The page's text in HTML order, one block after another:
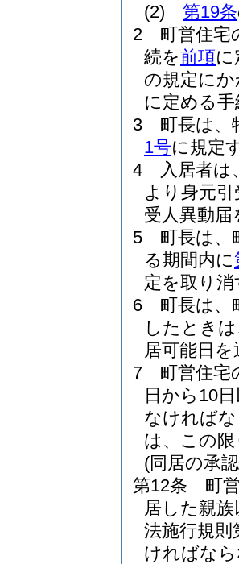
(2)
第19条
2
町営住宅
続を前項
の規定に
に定める
3
町長は、
1号に規定
4
入居者は
より身元
受人異動
5
町長は、
る期間内に
定を取り
6
町長は、
したとき
居可能日
7
町営住宅
日から10
なければ
は、この
(同居の承
第12条
町
居した親
法施行規
ければな